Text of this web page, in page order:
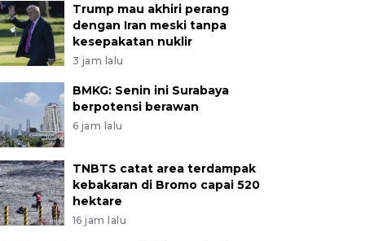
Trump mau akhiri perang
dengan Iran meski tanpa
kesepakatan nuklir
3 jam lalu
BMKG: Senin ini Surabaya
berpotensi berawan
6 jam lalu
TNBTS catat area terdampak
kebakaran di Bromo capai 520
hektare
16 jam lalu